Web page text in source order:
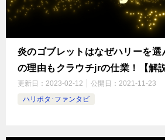
炎のゴブレットはなぜハリーを選
の理由もクラウチjrの仕業！【解説
更新日： 2023-02-12 公開日： 2021-11-23
ハリポタ･ファンタビ